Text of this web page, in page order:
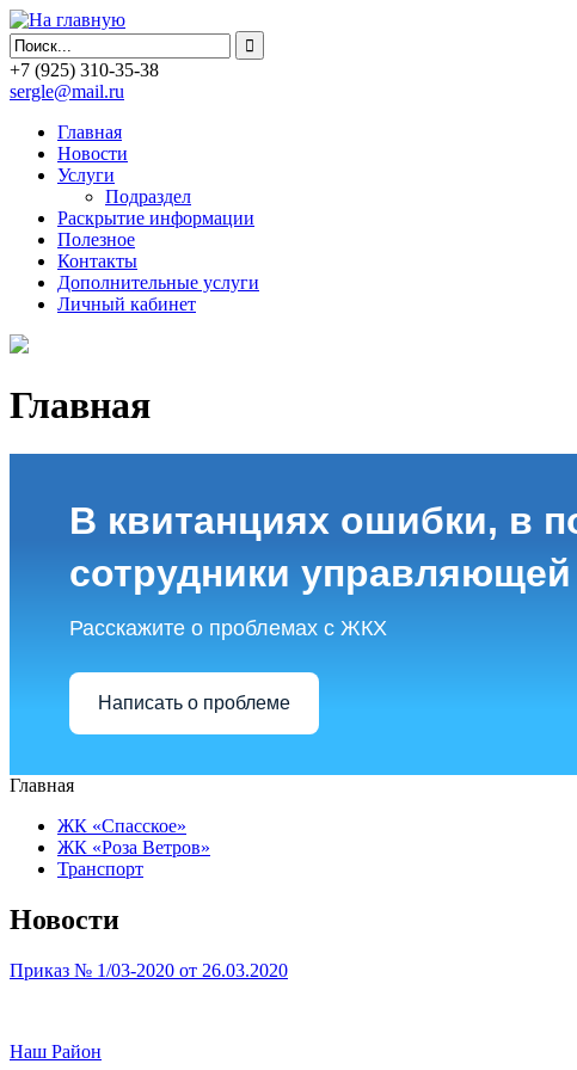
+7 (925) 310-35-38
sergle@mail.ru
Главная
Новости
Услуги
Подраздел
Раскрытие информации
Полезное
Контакты
Дополнительные услуги
Личный кабинет
Главная
В квитанциях ошибки, в
сотрудники
Расскажите о проблемах с ЖКХ
Написать о проблеме
Главная
ЖК «Спасское»
ЖК «Роза Ветров»
Транспорт
Новости
Приказ № 1/03-2020 от 26.03.2020
Наш Район